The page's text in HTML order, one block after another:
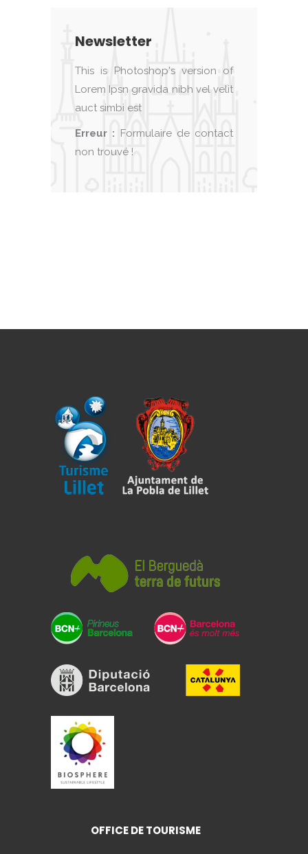
Newsletter
This is Photoshop's version of
Lorem Ipsn gravida nibh vel velit
auct simbi est
Erreur : Formulaire de contact
non trouvé !
OFFICE DE TOURISME